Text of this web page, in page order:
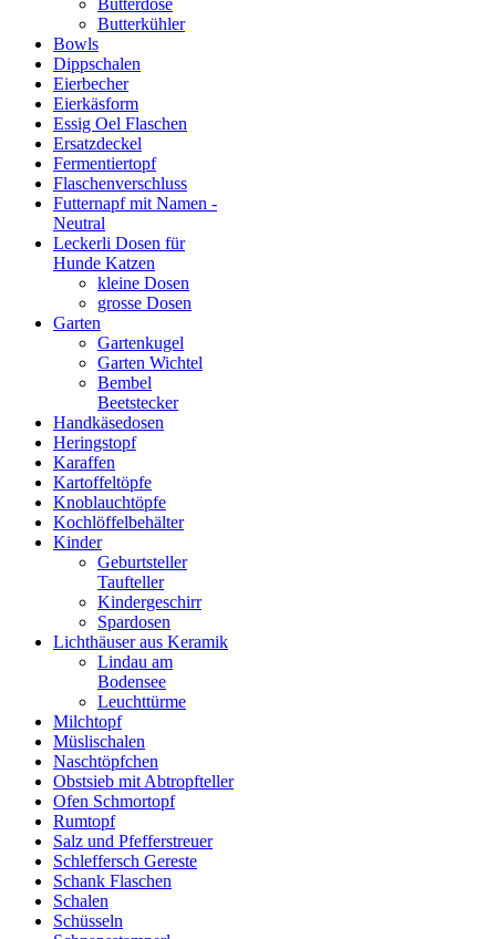
Butterdose
Butterkühler
Bowls
Dippschalen
Eierbecher
Eierkäsform
Essig Oel Flaschen
Ersatzdeckel
Fermentiertopf
Flaschenverschluss
Futternapf mit Namen -
Neutral
Leckerli Dosen für
Hunde Katzen
kleine Dosen
grosse Dosen
Garten
Gartenkugel
Garten Wichtel
Bembel
Beetstecker
Handkäsedosen
Heringstopf
Karaffen
Kartoffeltöpfe
Knoblauchtöpfe
Kochlöffelbehälter
Kinder
Geburtsteller
Taufteller
Kindergeschirr
Spardosen
Lichthäuser aus Keramik
Lindau am
Bodensee
Leuchttürme
Milchtopf
Müslischalen
Naschtöpfchen
Obstsieb mit Abtropfteller
Ofen Schmortopf
Rumtopf
Salz und Pfefferstreuer
Schleffersch Gereste
Schank Flaschen
Schalen
Schüsseln